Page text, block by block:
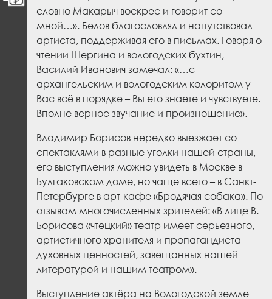
словно Макарыч воскрес и говорит со
мной…». Белов благословлял и напутствовал
артиста, поддерживая его в письмах. Говоря о
чтении Шергина и вологодских бухтин,
Василий Иванович замечал: «…с
архангельским и вологодским колоритом у
Вас всё в порядке – Вы его знаете и чувствуете.
Вполне верное звучание и произношение».
Владимир Борисов нередко выезжает со
спектаклями в разные уголки нашей страны,
его выступления можно увидеть в Москве в
Булгаковском доме, но чаще всего – в Санкт-
Петербурге в арт-кафе «Бродячая собака». По
отзывам многочисленных зрителей: «В лице В.
Борисова «чтецкий» театр имеет серьезного,
артистичного хранителя и пропагандиста
духовных ценностей, завещанных нашей
литературой и нашим театром».
Выступление актёра на Вологодской земле